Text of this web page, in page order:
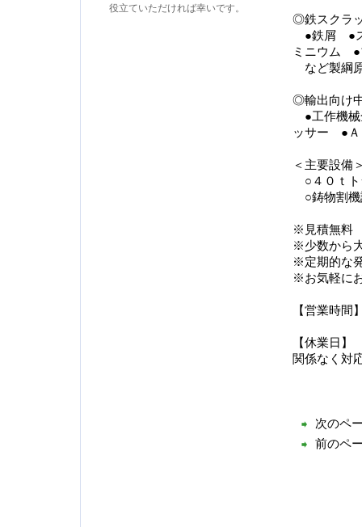
◎鉄スクラ
●鉄屑 ●
ミニウム
など製綱
◎輸出向け
●工作機
ッサー ●Ａ
＜主要設備
○４０ｔト
○鋳物割機
※見積無料
※少数から
※定期的な
※お気軽に
【営業時
【休業日
関係なく対
次のペ
前のペ
役立ていただければ幸いです。